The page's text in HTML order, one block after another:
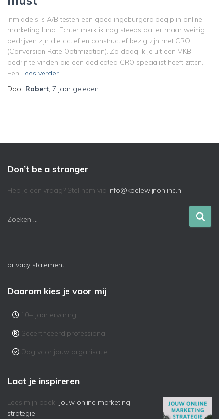
Inmiddels is A/B testen een goed ingeburgerd begip in online
marketing land. Echter merk ik nog steeds dat er maar weinig
bedrijven zijn die actief en constructief bezig zijn met CRO
(Conversion Rate Optimization). Zo daag ik je uit een MKB
bedrijf te vinden die een dedicated CRO specialist heeft zitten.
Een Lees verder
Door Robert, 7 jaar geleden
Don’t be a stranger
Heb je een vraag? Stel hem via info@koelewijnonline.nl
Zoeken …
privacy statement
Daarom kies je voor mij
10+ jaar ervaring
Gecertificeerd professional
Oog voor jouw organisatie
Laat je inspireren
Lees mijn boek: Jouw online marketing
strategie